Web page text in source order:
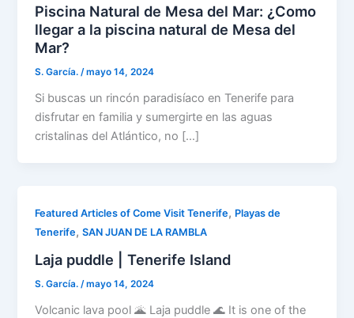
Piscina Natural de Mesa del Mar: ¿Como
llegar a la piscina natural de Mesa del
Mar?
S. García./mayo 14, 2024
Si buscas un rincón paradisíaco en Tenerife para
disfrutar en familia y sumergirte en las aguas
cristalinas del Atlántico, no […]
Featured Articles of Come Visit Tenerife, Playas de
Tenerife,SAN JUAN DE LA RAMBLA
Laja puddle | Tenerife Island
S. García. /mayo 14, 2024
Volcanic lava pool 🌋 Laja puddle 🌊 It is one of the